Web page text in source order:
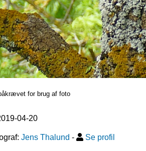
for brug af foto
04-20
Jens Thalund - Se profil